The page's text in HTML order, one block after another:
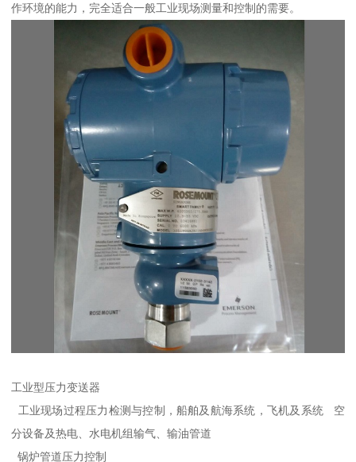
作环境的能力，完全适合一般工业现场测量和控制的需要。
工业型压力变送器
工业现场过程压力检测与控制，船舶及航海系统，飞机及系统 空
分设备及热电、水电机组输气、输油管道
锅炉管道压力控制